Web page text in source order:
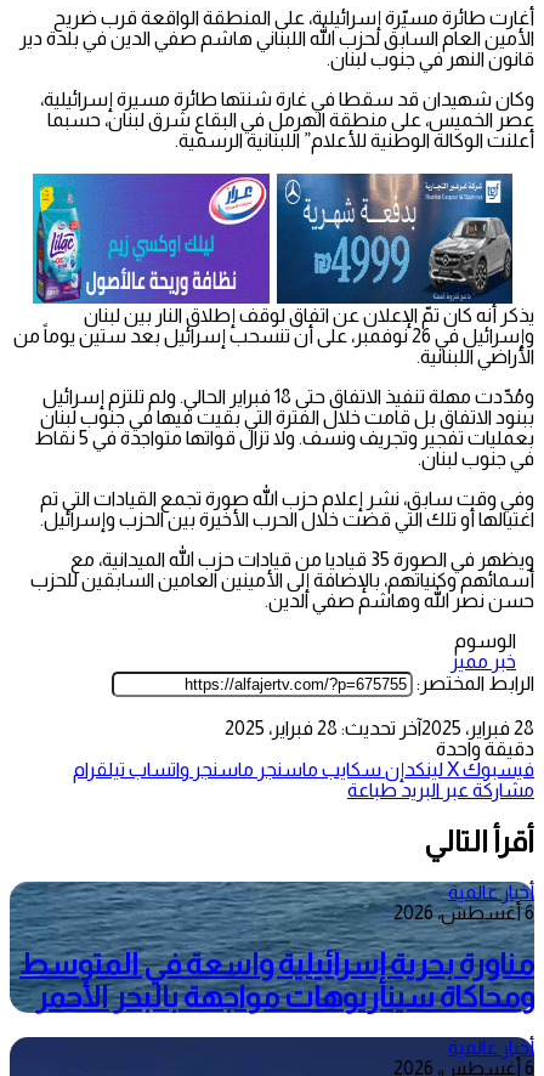
أغارت طائرة مسيّرة إسرائيلية، على المنطقة الواقعة قرب ضريح
الأمين العام السابق لحزب الله اللبناني هاشم صفي الدين في بلدة دير
قانون النهر في جنوب لبنان.
وكان شهيدان قد سقطا في غارة شنتها طائرة مسيرة إسرائيلية،
عصر الخميس، على منطقة الهرمل في البقاع شرق لبنان، حسبما
أعلنت الوكالة الوطنية للأعلام” اللبنانية الرسمية.
يذكر أنه كان تمّ الإعلان عن اتفاق لوقف إطلاق النار بين لبنان
وإسرائيل في 26 نوفمبر، على أن تنسحب إسرائيل بعد ستين يوماً من
الأراضي اللبنانية.
ومُدّدت مهلة تنفيذ الاتفاق حتى 18 فبراير الحالي. ولم تلتزم إسرائيل
ببنود الاتفاق بل قامت خلال الفترة التي بقيت فيها في جنوب لبنان
بعمليات تفجير وتجريف ونسف. ولا تزال قواتها متواجدة في 5 نقاط
في جنوب لبنان.
وفي وقت سابق، نشر إعلام حزب الله صورة تجمع القيادات التي تم
اغتيالها أو تلك التي قضت خلال الحرب الأخيرة بين الحزب وإسرائيل.
ويظهر في الصورة 35 قياديا من قيادات حزب الله الميدانية، مع
أسمائهم وكنياتهم، بالإضافة إلى الأمينين العامين السابقين للحزب
حسن نصر الله وهاشم صفي الدين.
الوسوم
خبر مميز
الرابط المختصر:
28 فبراير، 2025
آخر تحديث: 28 فبراير، 2025
دقيقة واحدة
فيسبوك‫Xلينكدإن سكايب ماسنجر ماسنجر واتساب تيلقرام
مشاركة عبر البريد طباعة
أقرأ التالي
أخبار عالمية
6 أغسطس، 2026
مناورة بحرية إسرائيلية واسعة في المتوسط
ومحاكاة سيناريوهات مواجهة بالبحر الأحمر
أخبار عالمية
6 أغسطس، 2026